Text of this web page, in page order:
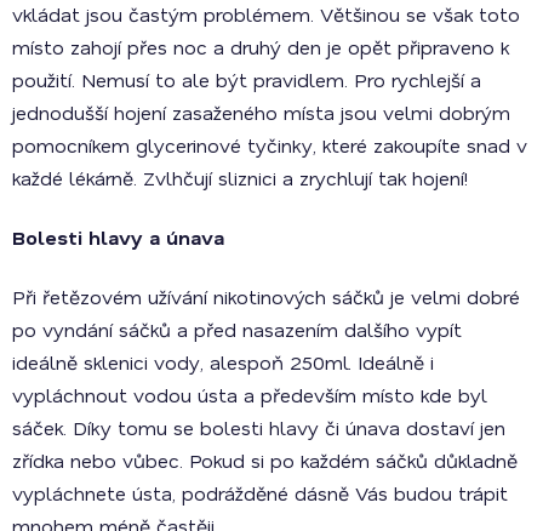
vkládat jsou častým problémem. Většinou se však toto
místo zahojí přes noc a druhý den je opět připraveno k
použití. Nemusí to ale být pravidlem. Pro rychlejší a
jednodušší hojení zasaženého místa jsou velmi dobrým
pomocníkem glycerinové tyčinky, které zakoupíte snad v
každé lékárně. Zvlhčují sliznici a zrychlují tak hojení!
Bolesti hlavy a únava
Při řetězovém užívání nikotinových sáčků je velmi dobré
po vyndání sáčků a před nasazením dalšího vypít
ideálně sklenici vody, alespoň 250ml. Ideálně i
vypláchnout vodou ústa a především místo kde byl
sáček. Díky tomu se bolesti hlavy či únava dostaví jen
zřídka nebo vůbec. Pokud si po každém sáčků důkladně
vypláchnete ústa, podrážděné dásně Vás budou trápit
mnohem méně častěji.